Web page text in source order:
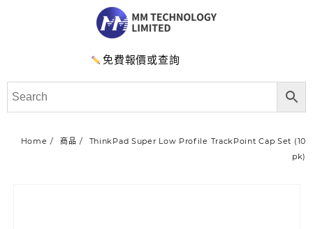
免費報價或查詢
Home 商品
ThinkPad Super Low Profile TrackPoint Cap Set (10
pk)